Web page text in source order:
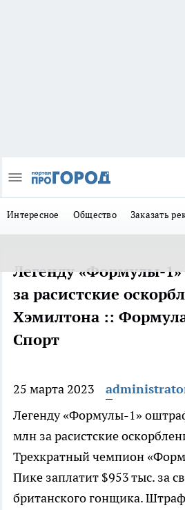
Интересное Общество Заказать
Легенду «Формулы-
за расистские
Хэмилтона ::
Спорт
25 марта 2023
Легенду «Формулы-1»
млн за расистские
Трехкратный чемпион
Пике заплатит $953 тыс. за
британского гонщика.